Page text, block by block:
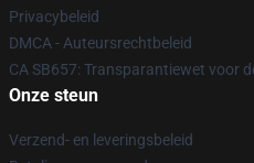
Privacybeleid
DMCA - Auteursrechtbeleid
CA SB657: Transparantiewet voor
Onze steun
Verzend- en leveringsbeleid